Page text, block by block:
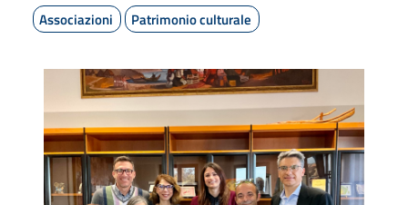
Associazioni Patrimonio culturale